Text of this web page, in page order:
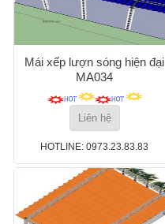
Mái xếp lượn sóng hiện đại
MA034
Liên hệ
HOTLINE: 0973.23.83.83